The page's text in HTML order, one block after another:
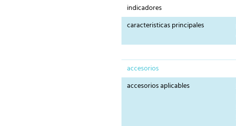
indicadores
caracteristicas principales
accesorios
accesorios aplicables